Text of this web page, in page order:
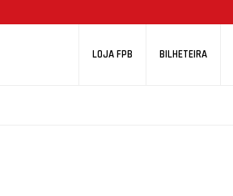
LOJA FPB BILHETEIRA